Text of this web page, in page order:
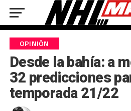
OPINIÓN
Desde la bahía: a
32 predicciones
temporada 21/22